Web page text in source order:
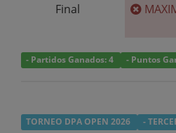
Final
- Partidos Ganados: 4 - Puntos
TORNEO DPA OPEN 2026 -